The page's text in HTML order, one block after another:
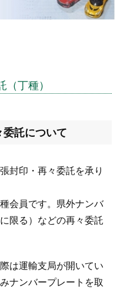
丁種）
託について
封印・再々委託を承り
会員です。県外ナンバ
限る）などの再々委託
は運輸支局が開いてい
ナンバープレートを取